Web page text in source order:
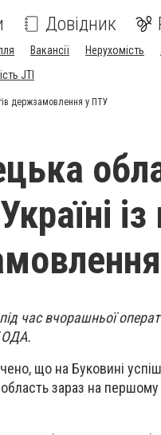
Довідник
Вакансії Нерухомість
JTI
держзамовлення у ПТУ
час вчорашньої
ОДА.
що на Буковині
область зараз на